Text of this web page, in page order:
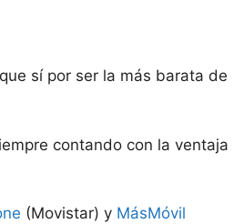
sí por ser la más barata de
contando con la ventaja
(Movistar) y MásMóvil